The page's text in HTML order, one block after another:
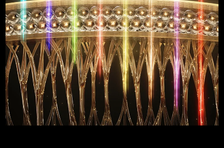
Litauen Erwartete Lieferung8/12/26
Luxemburg Erwartete Lieferung8/12/26
Sonderverwaltungsregion
Macau
Erwartete Lieferung8/14/26
Malaysia Erwartete Lieferung8/15/26
Malta Erwartete Lieferung8/12/26